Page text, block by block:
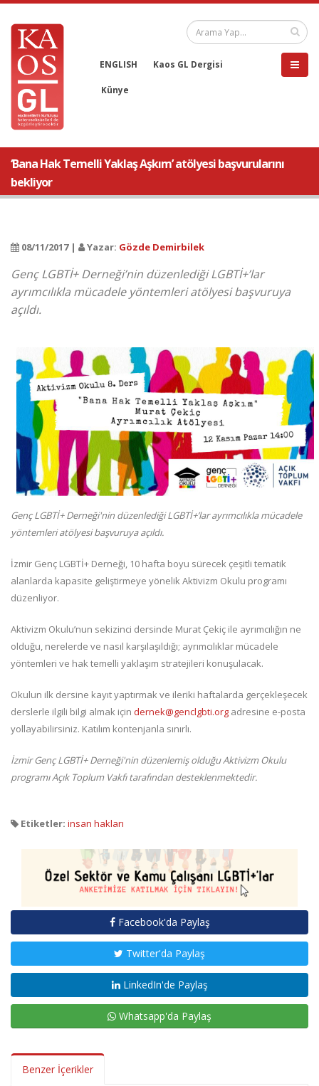
ENGLISH Kaos GL Dergisi
Künye
‘Bana Hak Temelli Yaklaş Aşkım’ atölyesi başvurularını
bekliyor
08/11/2017 | Yazar: Gözde Demirbilek
Genç LGBTİ+ Derneği’nin düzenlediği LGBTİ+’lar
ayrımcılıkla mücadele yöntemleri atölyesi başvuruya
açıldı.
Genç LGBTİ+ Derneği'nin düzenlediği LGBTİ+’lar ayrımcılıkla mücadele
yöntemleri atölyesi başvuruya açıldı.
İzmir Genç LGBTİ+ Derneği, 10 hafta boyu sürecek çeşitli tematik
alanlarda kapasite geliştirmeye yönelik Aktivizm Okulu programı
düzenliyor.
Aktivizm Okulu’nun sekizinci dersinde Murat Çekiç ile ayrımcılığın ne
olduğu, nerelerde ve nasıl karşılaşıldığı; ayrımcılıklar mücadele
yöntemleri ve hak temelli yaklaşım stratejileri konuşulacak.
Okulun ilk dersine kayıt yaptırmak ve ileriki haftalarda gerçekleşecek
derslerle ilgili bilgi almak için dernek@genclgbti.org adresine e-posta
yollayabilirsiniz. Katılım kontenjanla sınırlı.
İzmir Genç LGBTİ+ Derneği'nin düzenlemiş olduğu Aktivizm Okulu
programı Açık Toplum Vakfı tarafından desteklenmektedir.
Etiketler: insan hakları
Facebook'da Paylaş
Twitter'da Paylaş
LinkedIn'de Paylaş
Whatsapp'da Paylaş
Benzer İçerikler